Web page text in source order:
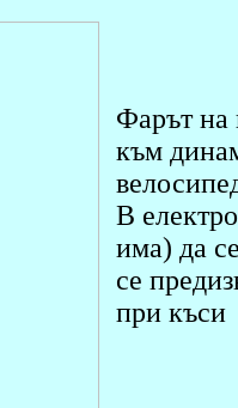
Фарът на
към
В
има) да
се
при къси